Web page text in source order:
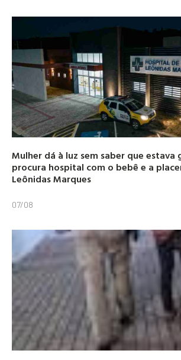
Mulher dá à luz sem saber que estava
procura hospital com o bebê e a
Leônidas Marques
07/08